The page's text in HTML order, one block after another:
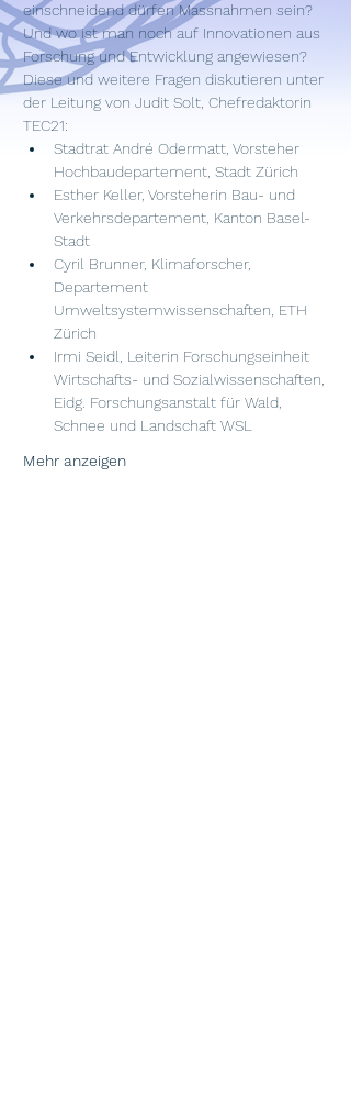
einschneidend dürfen Massnahmen sein?
Und wo ist man noch auf Innovationen aus
Forschung und Entwicklung angewiesen?
Diese und weitere Fragen diskutieren unter
der Leitung von Judit Solt, Chefredaktorin
TEC21:
Stadtrat André Odermatt, Vorsteher
Hochbaudepartement, Stadt Zürich
Esther Keller, Vorsteherin Bau- und
Verkehrsdepartement, Kanton Basel-
Stadt
Cyril Brunner, Klimaforscher,
Departement
Umweltsystemwissenschaften, ETH
Zürich
Irmi Seidl, Leiterin Forschungseinheit
Wirtschafts- und Sozialwissenschaften,
Eidg. Forschungsanstalt für Wald,
Schnee und Landschaft WSL
Mehr anzeigen